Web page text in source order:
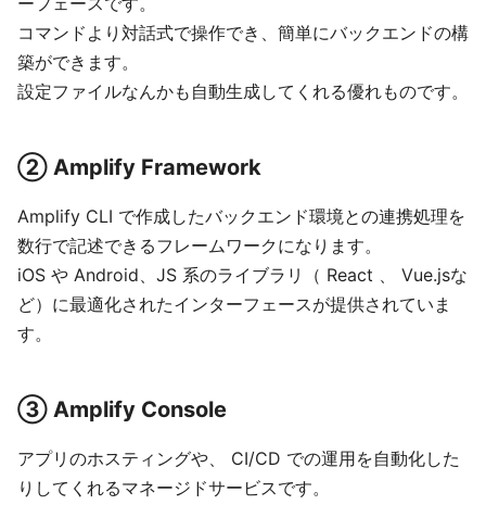
コマンドより対話式で操作でき、簡単にバックエンドの構
築ができます。
設定ファイルなんかも自動生成してくれる優れものです。
② Amplify Framework
Amplify CLI で作成したバックエンド環境との連携処理を
数行で記述できるフレームワークになります。
iOS や Android、JS 系のライブラリ（ React 、 Vue.jsな
ど）に最適化されたインターフェースが提供されていま
す。
③ Amplify Console
アプリのホスティングや、 CI/CD での運用を自動化した
りしてくれるマネージドサービスです。